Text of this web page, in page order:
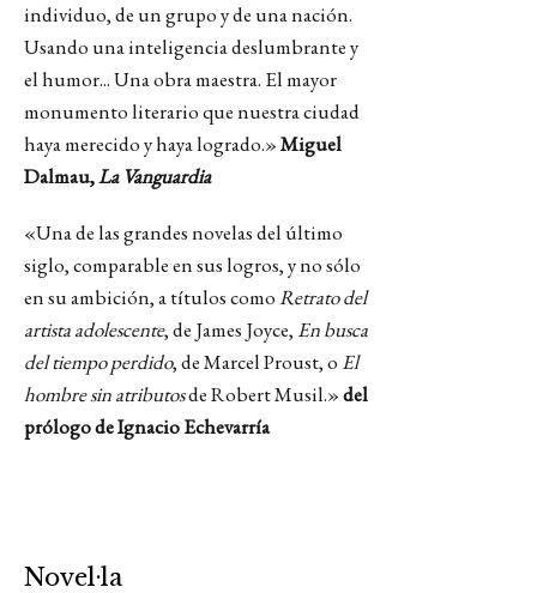
individuo, de un grupo y de una nación.
Usando una inteligencia deslumbrante y
el humor... Una obra maestra. El mayor
monumento literario que nuestra ciudad
haya merecido y haya logrado.»Miguel
Dalmau,La Vanguardia
«Una de las grandes novelas del último
siglo, comparable en sus logros, y no sólo
en su ambición, a títulos comoRetrato del
artista adolescente, de James Joyce, En busca
del tiempo perdido, de Marcel Proust, o El
hombre sin atributosde Robert Musil.»del
prólogo de Ignacio Echevarría
Novel·la